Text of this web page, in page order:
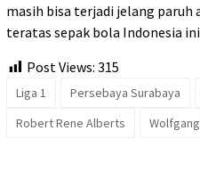
masih bisa terjadi jelang
teratas sepak bola Indonesia
Post Views: 315
Liga 1 Persebaya Surabaya
Robert Rene Alberts